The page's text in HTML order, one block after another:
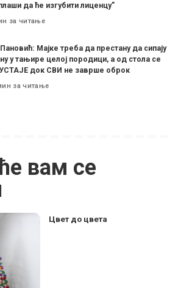
да ће изгубити лиценцу”
за читање
Мајке треба да престану да сипају
у тањире целој породици, а од стола се
док СВИ не заврше оброк
за читање
вам се
Цвет до цвета